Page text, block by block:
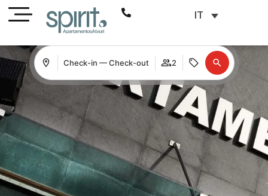
IT
Check-in — Check-out 2